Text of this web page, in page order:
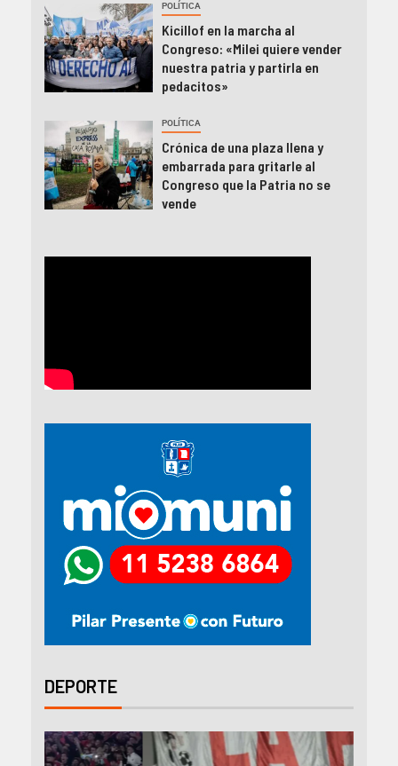
POLÍTICA
Kicillof en la marcha al
Congreso: «Milei quiere vender
nuestra patria y partirla en
pedacitos»
POLÍTICA
Crónica de una plaza llena y
embarrada para gritarle al
Congreso que la Patria no se
vende
DEPORTE